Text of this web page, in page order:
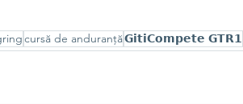
cursă de anduranță𝗚𝗶𝘁𝗶𝗖𝗼𝗺𝗽𝗲𝘁𝗲 𝗚𝗧𝗥𝟭